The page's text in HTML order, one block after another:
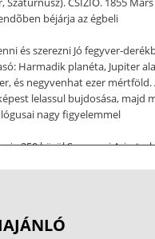
béjárja az égbeli
és szerezni Jó fegyver-
Harmadik planéta, Jupiter
és negyvenhat ezer
lelassul bujdosása, majd
nagy figyelemmel
ie 250 körül Szamoszi
nem volt egyértelmû a kor